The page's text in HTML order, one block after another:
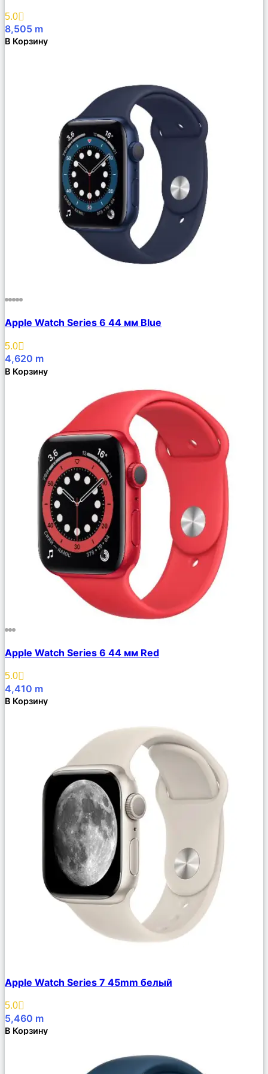
Избранное
5.0
8,505 m
В Корзину
Описание
Избранное
Apple Watch Series 6 44 мм Blue
5.0
4,620 m
В Корзину
Описание
Избранное
Apple Watch Series 6 44 мм Red
5.0
4,410 m
В Корзину
Описание
Избранное
Apple Watch Series 7 45mm белый
5.0
5,460 m
В Корзину